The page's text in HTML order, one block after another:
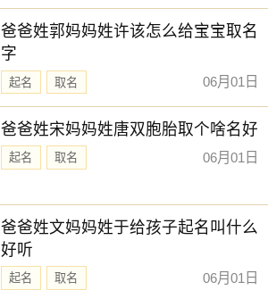
新生儿取名
爸爸姓郭妈妈姓许该怎么给宝宝取名
字
起名 取名 06月01日
爸爸姓宋妈妈姓唐双胞胎取个啥名好
起名 取名 06月01日
爸爸姓文妈妈姓于给孩子起名叫什么
好听
起名 取名 06月01日